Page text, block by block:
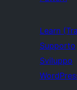
Learn
Supporto
Sviluppo